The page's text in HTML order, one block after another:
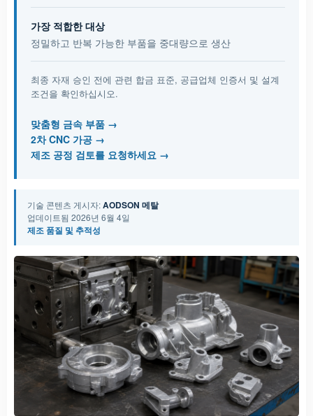
가장 적합한 대상
정밀하고 반복 가능한 부품을 중대량으로 생산
최종 자재 승인 전에 관련 합금 표준, 공급업체 인증서 및 설계
조건을 확인하십시오.
맞춤형 금속 부품
2차 CNC 가공
제조 공정 검토를 요청하세요
기술 콘텐츠 게시자:AODSON 메탈
업데이트됨 2026년 6월 4일
제조 품질 및 추적성